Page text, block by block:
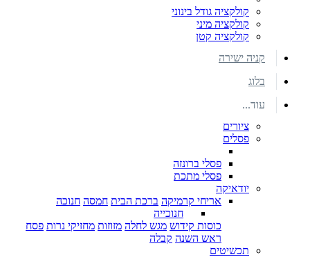
קולקציה גודל בינוני
קולקציה מיני
קולקציה קטן
קניה ישירה
בלוג
עוד...
ציורים
פסלים
פסלי ברונזה
פסלי מתכת
יודאיקה
אריחי קרמיקה ברכת הבית חמסה חנוכה
חנוכייה
כוסות קידוש מגש לחלה מזוזות מחזיקי נרות פסח
ראש השנה קבלה
תכשיטים